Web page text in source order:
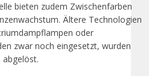
bieten zudem Zwischenfarben
Ältere Technologien
oder
zwar noch eingesetzt, wurden
abgelöst.